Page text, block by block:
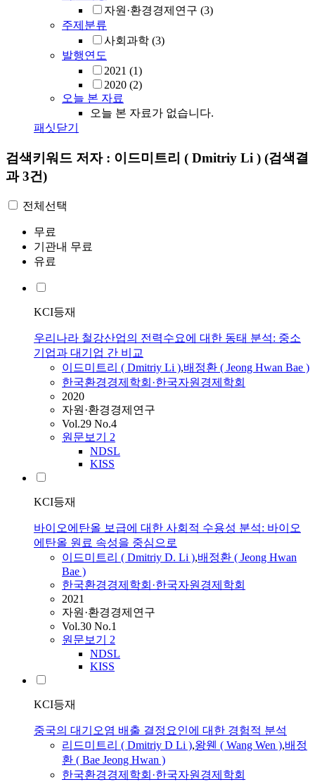
자원·환경경제연구 (3)
주제분류
사회과학 (3)
발행연도
2021 (1)
2020 (2)
오늘 본 자료
오늘 본 자료가 없습니다.
패싯닫기
검색키워드 저자 : 이드미트리 ( Dmitriy Li ) (검색결
과 3건)
전체선택
무료
기관내 무료
유료
KCI등재
우리나라 철강산업의 전력수요에 대한 동태 분석: 중소
기업과 대기업 간 비교
이드미트리 ( Dmitriy Li ),배정환 ( Jeong Hwan Bae )
한국환경경제학회·한국자원경제학회
2020
자원·환경경제연구
Vol.29 No.4
원문보기 2
NDSL
KISS
KCI등재
바이오에탄올 보급에 대한 사회적 수용성 분석: 바이오
에탄올 원료 속성을 중심으로
이드미트리 ( Dmitriy D. Li ),배정환 ( Jeong Hwan
Bae )
한국환경경제학회·한국자원경제학회
2021
자원·환경경제연구
Vol.30 No.1
원문보기 2
NDSL
KISS
KCI등재
중국의 대기오염 배출 결정요인에 대한 경험적 분석
리 드미트리 ( Dmitriy D Li ),왕웬 ( Wang Wen ),배정
환 ( Bae Jeong Hwan )
한국환경경제학회·한국자원경제학회